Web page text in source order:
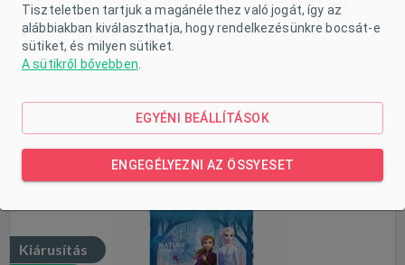
Autós napellenző Disney Frozen II
Kiárusítás
Tiszteletben tartjuk a magánélethez való jogát, így az
alábbiakban kiválaszthatja, hogy rendelkezésünkre bocsát-e
sütiket, és milyen sütiket.
A sütikről bővebben
EGYÉNI BEÁLLÍTÁSOK
ENGEGÉLYEZNI AZ ÖSSYESET